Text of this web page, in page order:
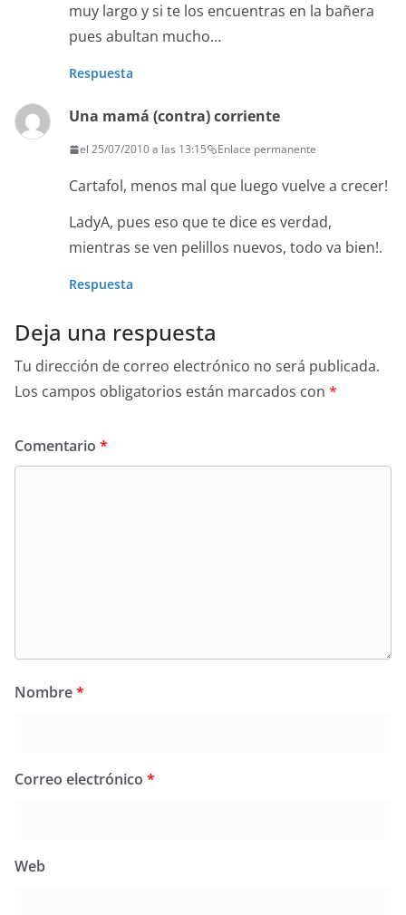
muy largo y si te los encuentras en la bañera
pues abultan mucho…
Respuesta
Una mamá (contra) corriente
el 25/07/2010 a las 13:15 Enlace permanente
Cartafol, menos mal que luego vuelve a crecer!
LadyA, pues eso que te dice es verdad,
mientras se ven pelillos nuevos, todo va bien!.
Respuesta
Deja una respuesta
Tu dirección de correo electrónico no será publicada.
Los campos obligatorios están marcados con *
Comentario *
Nombre*
Correo electrónico *
Web